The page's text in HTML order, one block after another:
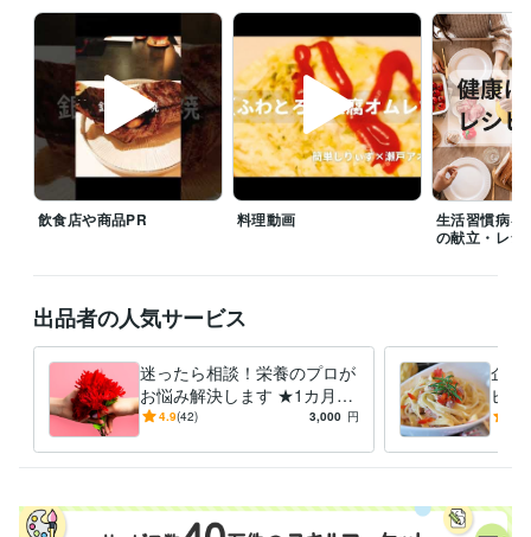
病院 2016年3月 ~ 現在
タウンドクター株式会社 2022年10月 ~ 現在
個人事業 2022年3月 ~ 現在
受賞歴
管理栄養士の時間の使い方: ストレスを減らして健康に 心身のバラン
スを整える 90%ストレス軽減法 会社員が実践できる 副業×投資×節約
の黄金律 毎日が楽になる！ 管理栄養士のやさしい健康レシピ エジソ
ンママ　離乳食づくりをラクにする！時短アイデアとスト…
女性自
身　小松菜×油揚げで骨活ふりかけ 女性自身　夏にぴったり！冷やし
ニューパートナー管理栄養
資格・検定
管理栄養士 取得年 : 2015年
食品衛生管理者
得意分野
住まい・美容・生活相談
飲食店や商品PR 料理動画
生活習慣病を
の献立・レシ
出品者の人気サービス
迷ったら相談！栄養のプロが
お悩み解決します ★1カ月間
の安心サポートを提供
4.9(42) 3,000 円
企業
ピ開
た料